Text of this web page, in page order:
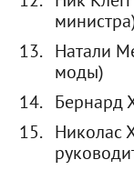
Натали
моды)
Бернард
Николас